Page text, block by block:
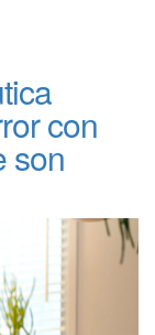
con
son